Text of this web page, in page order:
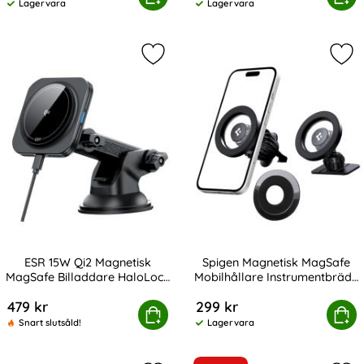
Tillgänglighet:
Lagervara
Tillgänglighet:
Lagervara
ESR 15W Qi2 Magnetisk
MagSafe Billaddare HaloLock
479 kr
Snart slutsåld!
Köp
Qi2 Magnetisk MagSafe Billaddare HaloLock Svart
Markera eSR 15W Qi2 Magnetisk
Spigen Magnetisk MagSafe
Mobilhållare Instrumentbräda
299 kr
Tillgänglighet:
Lagervara
Köp
Spigen Magnetisk MagSafe